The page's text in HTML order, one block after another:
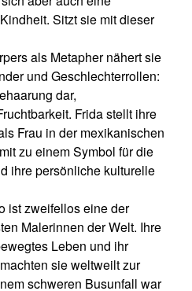
Sitzt sie mit dieser
als Metapher nähert sie
und Geschlechterrollen:
dar,
Frida stellt ihre
Frau in der mexikanischen
zu einem Symbol für die
ihre persönliche kulturelle
ist zweifellos eine der
Malerinnen der Welt. Ihre
Leben und ihr
sie weltweilt zur
schweren Busunfall war